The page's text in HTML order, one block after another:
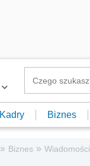
Kadry Biznes
» Biznes » Wiadomości